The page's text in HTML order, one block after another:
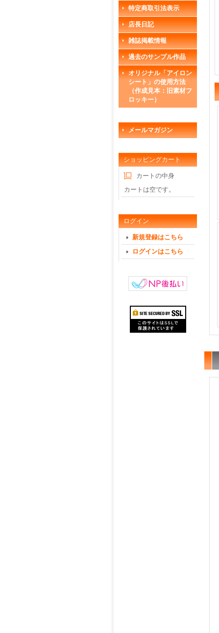
特定商取引法表示
店長日記
雑誌掲載情報
過去のサンプル作品
オリジナル「アイロン
シート」の使用方法
（作成見本：旧素材フ
ロッキー）
メールマガジン
ショッピングカート
カートの中身
カートは空です。
ログイン
新規登録はこちら
ログインはこちら